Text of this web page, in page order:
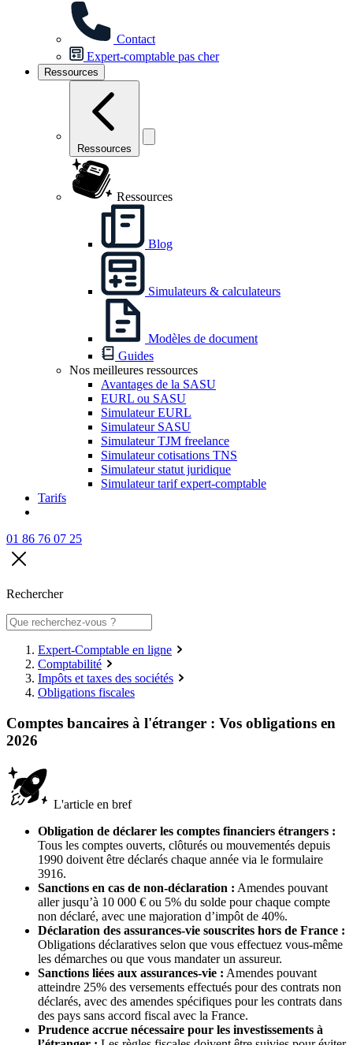
Contact
Expert-comptable pas cher
Ressources
Ressources
Ressources
Blog
Simulateurs & calculateurs
Modèles de document
Guides
Nos meilleures ressources
Avantages de la SASU
EURL ou SASU
Simulateur EURL
Simulateur SASU
Simulateur TJM freelance
Simulateur cotisations TNS
Simulateur statut juridique
Simulateur tarif expert-comptable
Tarifs
01 86 76 07 25
Rechercher
Expert-Comptable en ligne
Comptabilité
Impôts et taxes des sociétés
Obligations fiscales
Comptes bancaires à l'étranger : Vos obligations en
2026
L'article en bref
Obligation de déclarer les comptes financiers étrangers :
Tous les comptes ouverts, clôturés ou mouvementés depuis
1990 doivent être déclarés chaque année via le formulaire
3916.
Sanctions en cas de non-déclaration : Amendes pouvant
aller jusqu’à 10 000 € ou 5% du solde pour chaque compte
non déclaré, avec une majoration d’impôt de 40%.
Déclaration des assurances-vie souscrites hors de France :
Obligations déclaratives selon que vous effectuez vous-même
les démarches ou que vous mandater un assureur.
Sanctions liées aux assurances-vie : Amendes pouvant
atteindre 25% des versements effectués pour des contrats non
déclarés, avec des amendes spécifiques pour les contrats dans
des pays sans accord fiscal avec la France.
Prudence accrue nécessaire pour les investissements à